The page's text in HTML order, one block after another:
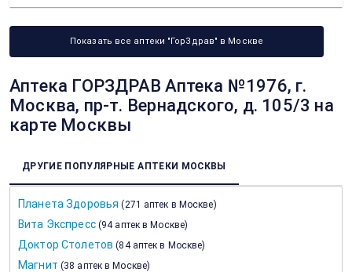
Показать все аптеки "ГорЗдрав" в Москве
Аптека ГОРЗДРАВ Аптека №1976, г.
Москва, пр-т. Вернадского, д. 105/3 на
карте Москвы
ДРУГИЕ ПОПУЛЯРНЫЕ АПТЕКИ МОСКВЫ
Планета Здоровья (271 аптек в Москве)
Вита Экспресс (94 аптек в Москве)
Доктор Столетов (84 аптек в Москве)
Магнит (38 аптек в Москве)